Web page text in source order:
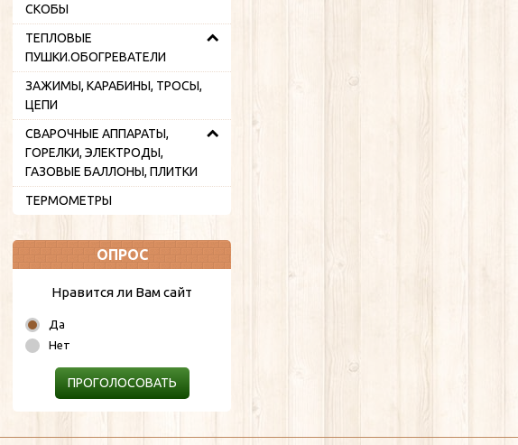
СКОБЫ
ТЕПЛОВЫЕ
ПУШКИ.ОБОГРЕВАТЕЛИ
ЗАЖИМЫ, КАРАБИНЫ, ТРОСЫ,
ЦЕПИ
СВАРОЧНЫЕ АППАРАТЫ,
ГОРЕЛКИ, ЭЛЕКТРОДЫ,
ГАЗОВЫЕ БАЛЛОНЫ, ПЛИТКИ
ТЕРМОМЕТРЫ
ОПРОС
Нравится ли Вам сайт
Да
Нет
ПРОГОЛОСОВАТЬ